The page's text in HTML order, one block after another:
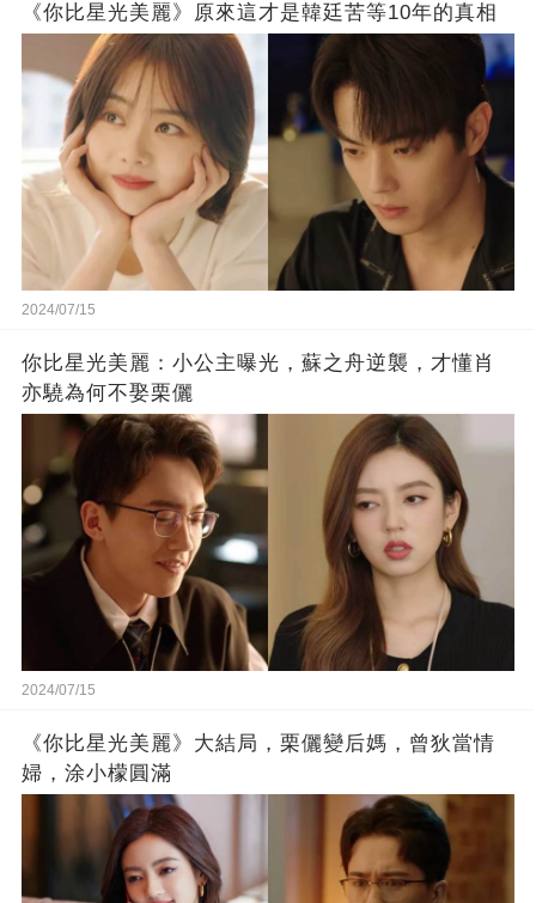
《你比星光美麗》原來這才是韓廷苦等10年的真相
2024/07/15
你比星光美麗：小公主曝光，蘇之舟逆襲，才懂肖
亦驍為何不娶栗儷
2024/07/15
《你比星光美麗》大結局，栗儷變后媽，曾狄當情
婦，涂小檬圓滿